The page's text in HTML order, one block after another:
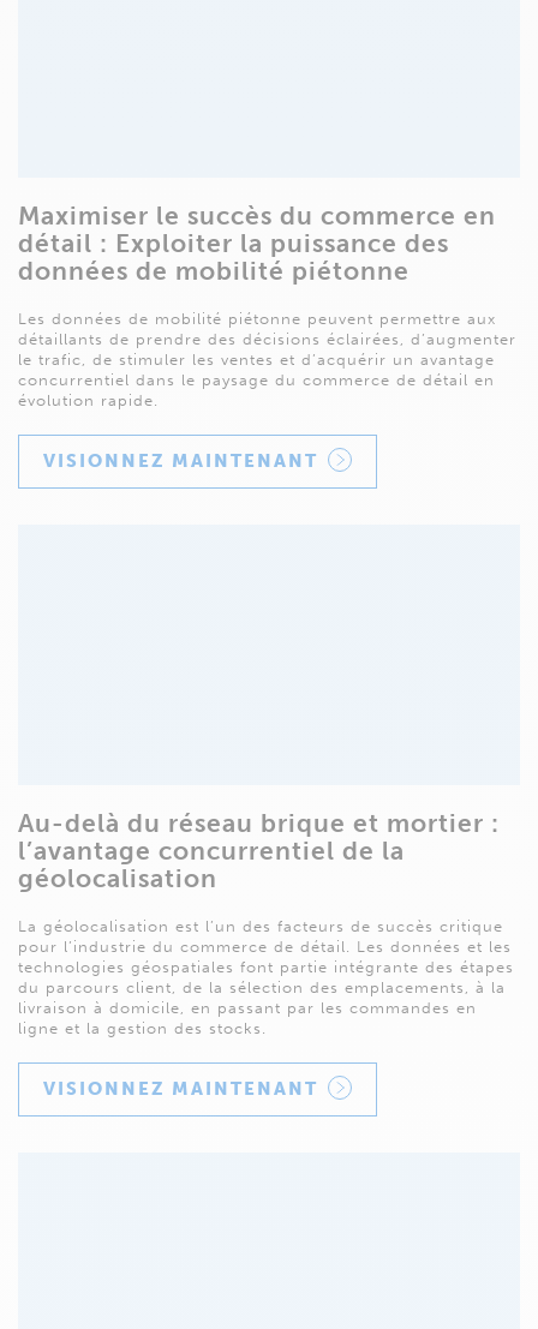
Maximiser le succès du commerce en
détail : Exploiter la puissance des
données de mobilité piétonne
Les données de mobilité piétonne peuvent permettre aux
détaillants de prendre des décisions éclairées, d’augmenter
le trafic, de stimuler les ventes et d’acquérir un avantage
concurrentiel dans le paysage du commerce de détail en
évolution rapide.
VISIONNEZ MAINTENANT
Au-delà du réseau brique et mortier :
l’avantage concurrentiel de la
géolocalisation
La géolocalisation est l’un des facteurs de succès critique
pour l’industrie du commerce de détail. Les données et les
technologies géospatiales font partie intégrante des étapes
du parcours client, de la sélection des emplacements, à la
livraison à domicile, en passant par les commandes en
ligne et la gestion des stocks.
VISIONNEZ MAINTENANT